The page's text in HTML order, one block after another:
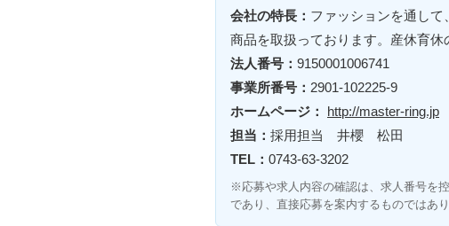
会社の特長： ファッションを通し
商品を取扱っております。産休育休
法人番号： 9150001006741
事業所番号： 2901-102225-9
ホームページ：
http://master-ring.jp
担当： 採用担当 井櫻 松田
TEL： 0743-63-3202
※応募や求人内容の確認は、求人番号を
であり、直接応募を案内するものではあり